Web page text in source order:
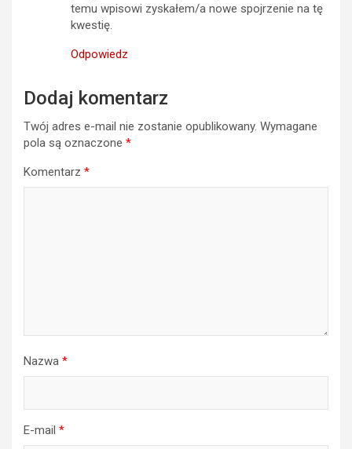
temu wpisowi zyskałem/a nowe spojrzenie na tę
kwestię.
Odpowiedz
Dodaj komentarz
Twój adres e-mail nie zostanie opublikowany. Wymagane
pola są oznaczone *
Komentarz *
Nazwa *
E-mail *